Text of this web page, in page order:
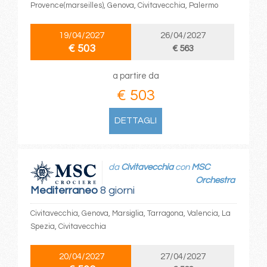
Provence(marseilles), Genova, Civitavecchia, Palermo
19/04/2027
€ 503
26/04/2027
€ 563
a partire da
€ 503
DETTAGLI
Mediterraneo8 giorni
da Civitavecchiacon MSC
Orchestra
Civitavecchia, Genova, Marsiglia, Tarragona, Valencia, La
Spezia, Civitavecchia
20/04/2027
27/04/2027